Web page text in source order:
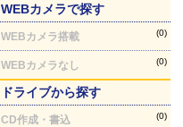
WEBカメラで探す
WEBカメラ搭載 (0)
WEBカメラなし (0)
ドライブから探す
CD作成・書込 (0)